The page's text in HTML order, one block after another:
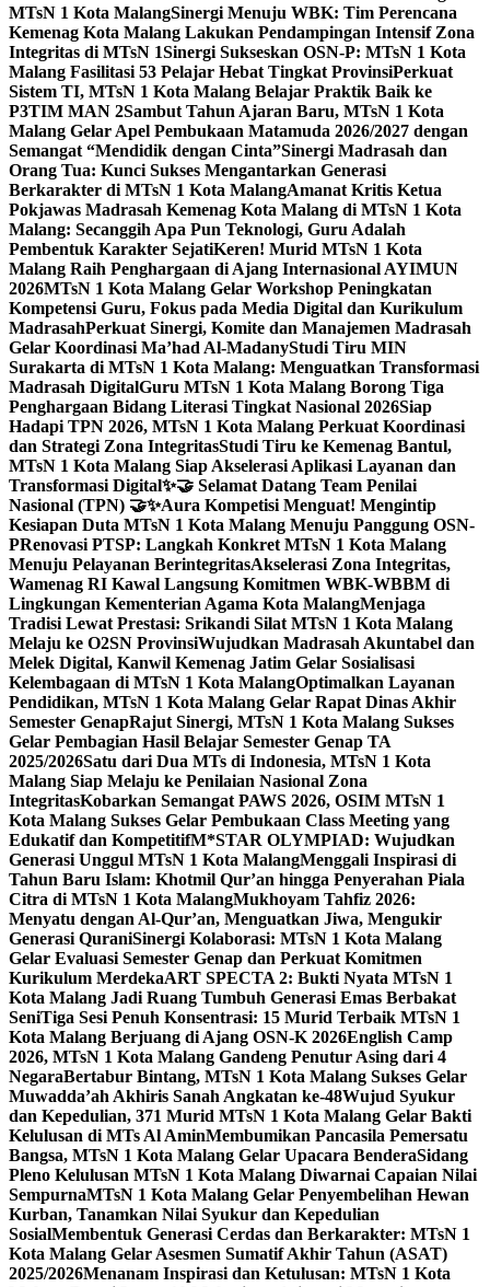
MTsN 1 Kota MalangSinergi Menuju WBK: Tim Perencana
Kemenag Kota Malang Lakukan Pendampingan Intensif Zona
Integritas di MTsN 1Sinergi Sukseskan OSN-P: MTsN 1 Kota
Malang Fasilitasi 53 Pelajar Hebat Tingkat ProvinsiPerkuat
Sistem TI, MTsN 1 Kota Malang Belajar Praktik Baik ke
P3TIM MAN 2Sambut Tahun Ajaran Baru, MTsN 1 Kota
Malang Gelar Apel Pembukaan Matamuda 2026/2027 dengan
Semangat “Mendidik dengan Cinta”Sinergi Madrasah dan
Orang Tua: Kunci Sukses Mengantarkan Generasi
Berkarakter di MTsN 1 Kota MalangAmanat Kritis Ketua
Pokjawas Madrasah Kemenag Kota Malang di MTsN 1 Kota
Malang: Secanggih Apa Pun Teknologi, Guru Adalah
Pembentuk Karakter SejatiKeren! Murid MTsN 1 Kota
Malang Raih Penghargaan di Ajang Internasional AYIMUN
2026MTsN 1 Kota Malang Gelar Workshop Peningkatan
Kompetensi Guru, Fokus pada Media Digital dan Kurikulum
MadrasahPerkuat Sinergi, Komite dan Manajemen Madrasah
Gelar Koordinasi Ma’had Al-MadanyStudi Tiru MIN
Surakarta di MTsN 1 Kota Malang: Menguatkan Transformasi
Madrasah DigitalGuru MTsN 1 Kota Malang Borong Tiga
Penghargaan Bidang Literasi Tingkat Nasional 2026Siap
Hadapi TPN 2026, MTsN 1 Kota Malang Perkuat Koordinasi
dan Strategi Zona IntegritasStudi Tiru ke Kemenag Bantul,
MTsN 1 Kota Malang Siap Akselerasi Aplikasi Layanan dan
Transformasi Digital✨🤝 Selamat Datang Team Penilai
Nasional (TPN) 🤝✨Aura Kompetisi Menguat! Mengintip
Kesiapan Duta MTsN 1 Kota Malang Menuju Panggung OSN-
PRenovasi PTSP: Langkah Konkret MTsN 1 Kota Malang
Menuju Pelayanan BerintegritasAkselerasi Zona Integritas,
Wamenag RI Kawal Langsung Komitmen WBK-WBBM di
Lingkungan Kementerian Agama Kota MalangMenjaga
Tradisi Lewat Prestasi: Srikandi Silat MTsN 1 Kota Malang
Melaju ke O2SN ProvinsiWujudkan Madrasah Akuntabel dan
Melek Digital, Kanwil Kemenag Jatim Gelar Sosialisasi
Kelembagaan di MTsN 1 Kota MalangOptimalkan Layanan
Pendidikan, MTsN 1 Kota Malang Gelar Rapat Dinas Akhir
Semester GenapRajut Sinergi, MTsN 1 Kota Malang Sukses
Gelar Pembagian Hasil Belajar Semester Genap TA
2025/2026Satu dari Dua MTs di Indonesia, MTsN 1 Kota
Malang Siap Melaju ke Penilaian Nasional Zona
IntegritasKobarkan Semangat PAWS 2026, OSIM MTsN 1
Kota Malang Sukses Gelar Pembukaan Class Meeting yang
Edukatif dan KompetitifM*STAR OLYMPIAD: Wujudkan
Generasi Unggul MTsN 1 Kota MalangMenggali Inspirasi di
Tahun Baru Islam: Khotmil Qur’an hingga Penyerahan Piala
Citra di MTsN 1 Kota MalangMukhoyam Tahfiz 2026:
Menyatu dengan Al-Qur’an, Menguatkan Jiwa, Mengukir
Generasi QuraniSinergi Kolaborasi: MTsN 1 Kota Malang
Gelar Evaluasi Semester Genap dan Perkuat Komitmen
Kurikulum MerdekaART SPECTA 2: Bukti Nyata MTsN 1
Kota Malang Jadi Ruang Tumbuh Generasi Emas Berbakat
SeniTiga Sesi Penuh Konsentrasi: 15 Murid Terbaik MTsN 1
Kota Malang Berjuang di Ajang OSN-K 2026English Camp
2026, MTsN 1 Kota Malang Gandeng Penutur Asing dari 4
NegaraBertabur Bintang, MTsN 1 Kota Malang Sukses Gelar
Muwadda’ah Akhiris Sanah Angkatan ke-48Wujud Syukur
dan Kepedulian, 371 Murid MTsN 1 Kota Malang Gelar Bakti
Kelulusan di MTs Al AminMembumikan Pancasila Pemersatu
Bangsa, MTsN 1 Kota Malang Gelar Upacara BenderaSidang
Pleno Kelulusan MTsN 1 Kota Malang Diwarnai Capaian Nilai
SempurnaMTsN 1 Kota Malang Gelar Penyembelihan Hewan
Kurban, Tanamkan Nilai Syukur dan Kepedulian
SosialMembentuk Generasi Cerdas dan Berkarakter: MTsN 1
Kota Malang Gelar Asesmen Sumatif Akhir Tahun (ASAT)
2025/2026Menanam Inspirasi dan Ketulusan: MTsN 1 Kota